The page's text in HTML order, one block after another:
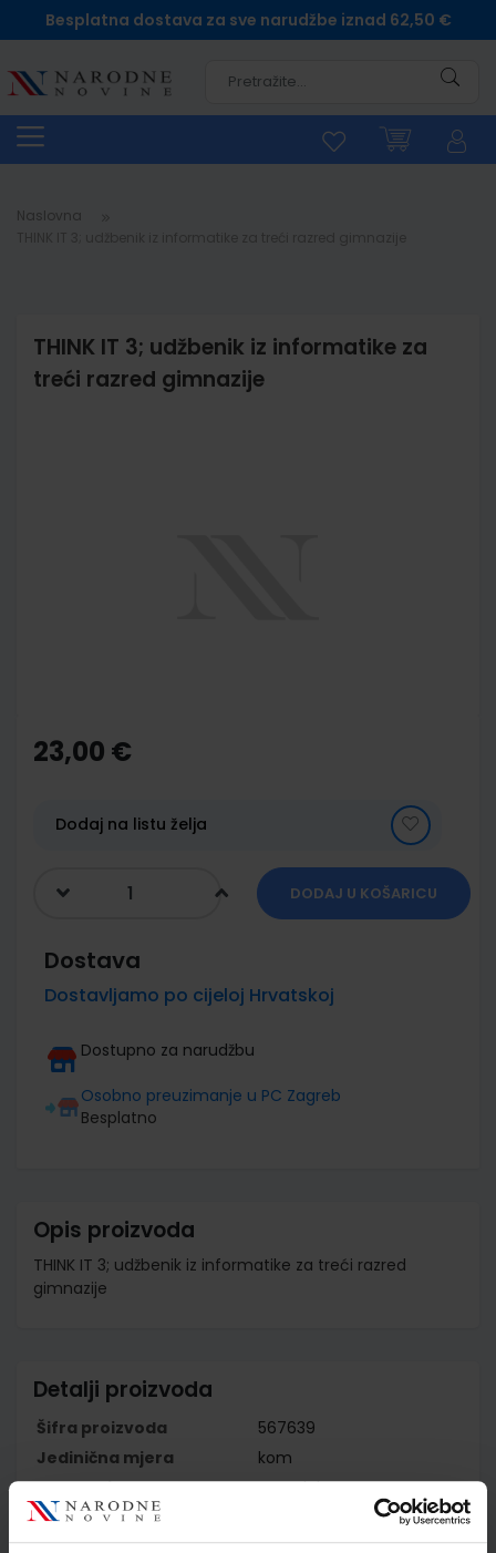
Besplatna dostava za sve narudžbe iznad 62,50 €
Naslovna
THINK IT 3; udžbenik iz informatike za
treći razred gimnazije
the
beginning
gallery
23,00 €
Dodaj na listu želja
DODAJ U KOŠARICU
Dostava
Dostavljamo po cijeloj Hrvatskoj
Dostupno za narudžbu
Osobno preuzimanje u PC Zagreb
Besplatno
Opis proizvoda
THINK IT 3; udžbenik iz informatike za treći razred
gimnazije
Detalji proizvoda
Šifra proizvoda
567639
Jedinična mjera
kom
Nakladnik
ALFA d.d.
Autor
Tomičić Ivošević Volarić
Draganjac